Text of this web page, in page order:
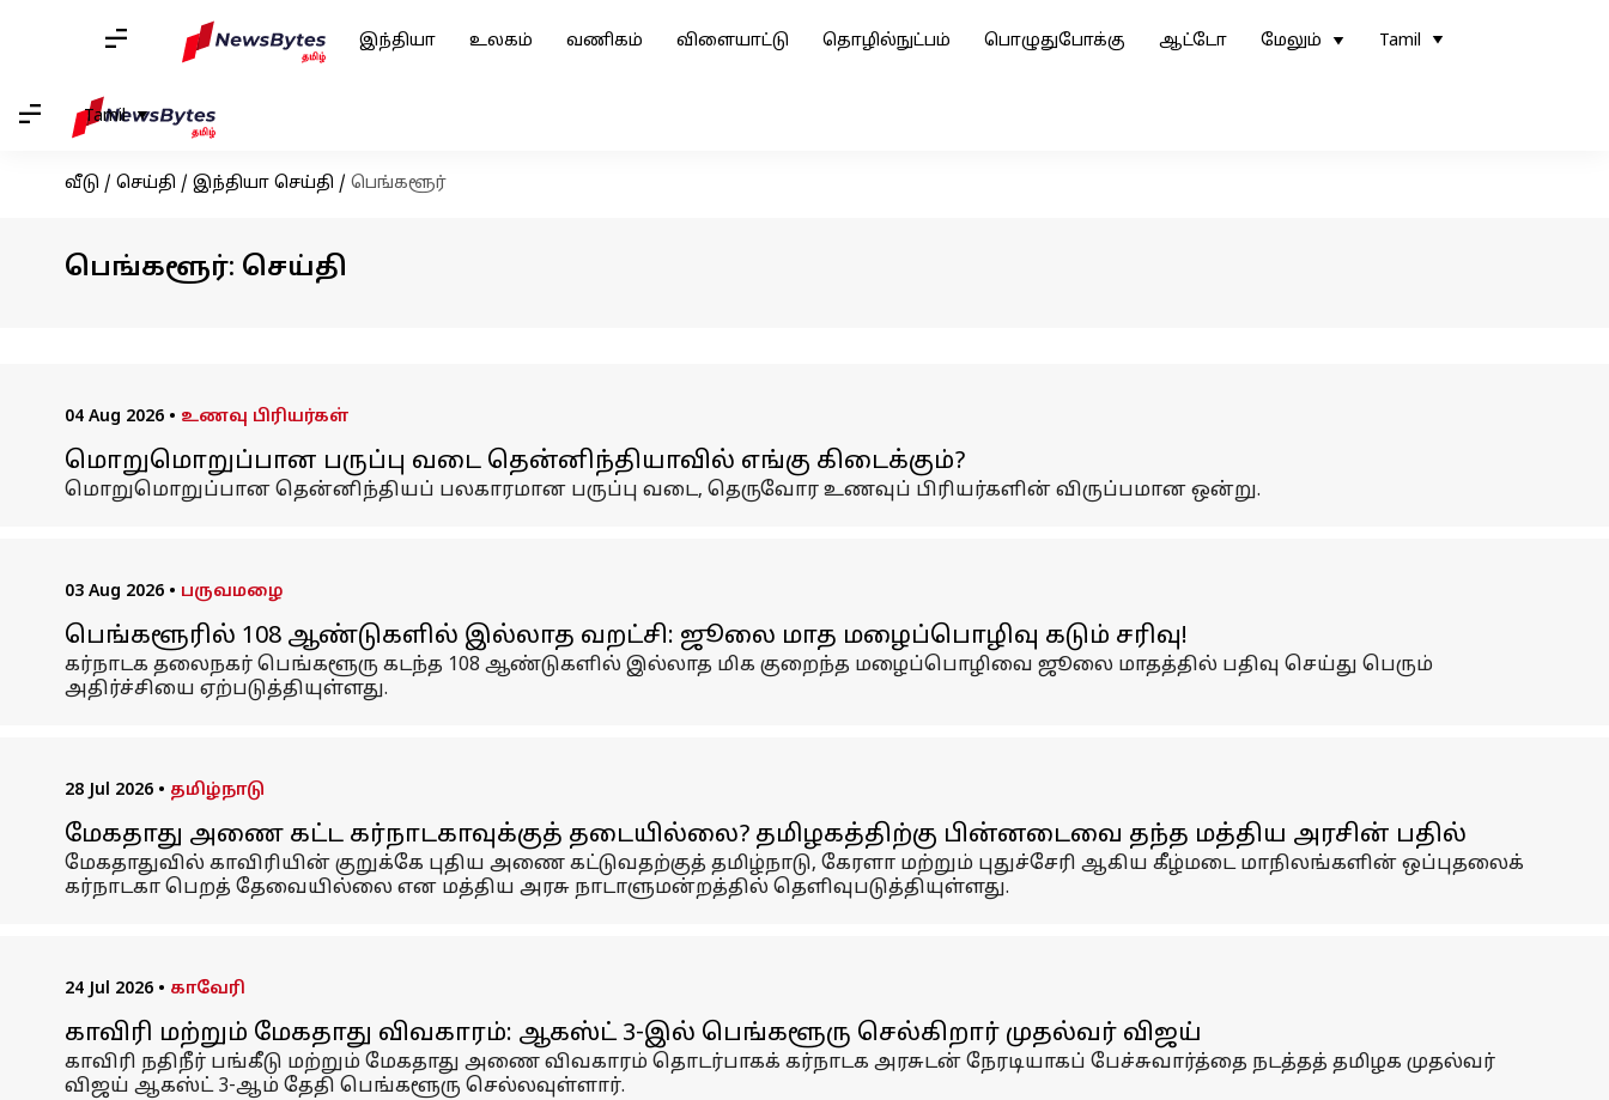
இந்தியா உலகம் வணிகம் விளையாட்டு தொழில்நுட்பம் பொழுதுபோக்கு ஆட்டோ மேலும் Tamil
Tamil
வீடு / செய்தி / இந்தியா செய்தி / பெங்களூர்
பெங்களூர்: செய்தி
04 Aug 2026 • உணவு பிரியர்கள்
மொறுமொறுப்பான பருப்பு வடை தென்னிந்தியாவில் எங்கு கிடைக்கும்?
மொறுமொறுப்பான தென்னிந்தியப் பலகாரமான பருப்பு வடை, தெருவோர உணவுப் பிரியர்களின் விருப்பமான ஒன்று.
03 Aug 2026 • பருவமழை
பெங்களூரில் 108 ஆண்டுகளில் இல்லாத வறட்சி: ஜூலை மாத மழைப்பொழிவு கடும் சரிவு!
கர்நாடக தலைநகர் பெங்களூரு கடந்த 108 ஆண்டுகளில் இல்லாத மிக குறைந்த மழைப்பொழிவை ஜூலை மாதத்தில் பதிவு செய்து பெரும்
அதிர்ச்சியை ஏற்படுத்தியுள்ளது.
28 Jul 2026 • தமிழ்நாடு
மேகதாது அணை கட்ட கர்நாடகாவுக்குத் தடையில்லை? தமிழகத்திற்கு பின்னடைவை தந்த மத்திய அரசின் பதில்
மேகதாதுவில் காவிரியின் குறுக்கே புதிய அணை கட்டுவதற்குத் தமிழ்நாடு, கேரளா மற்றும் புதுச்சேரி ஆகிய கீழ்மடை மாநிலங்களின் ஒப்புதலைக்
கர்நாடகா பெறத் தேவையில்லை என மத்திய அரசு நாடாளுமன்றத்தில் தெளிவுபடுத்தியுள்ளது.
24 Jul 2026 • காவேரி
காவிரி மற்றும் மேகதாது விவகாரம்: ஆகஸ்ட் 3-இல் பெங்களூரு செல்கிறார் முதல்வர் விஜய்
காவிரி நதிநீர் பங்கீடு மற்றும் மேகதாது அணை விவகாரம் தொடர்பாகக் கர்நாடக அரசுடன் நேரடியாகப் பேச்சுவார்த்தை நடத்தத் தமிழக முதல்வர்
விஜய் ஆகஸ்ட் 3-ஆம் தேதி பெங்களூரு செல்லவுள்ளார்.